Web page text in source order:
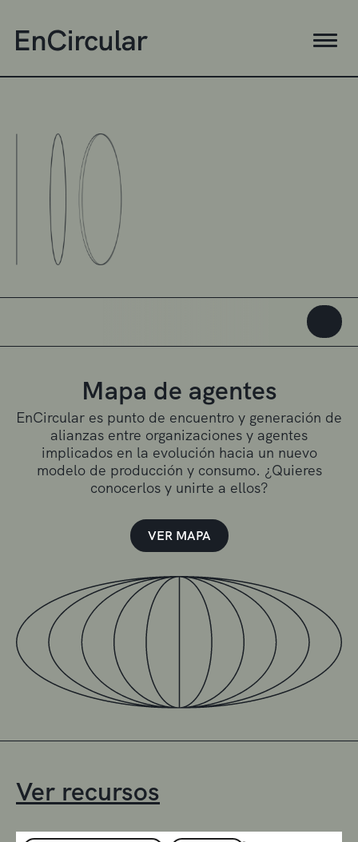
Mapa de agentes
EnCircular es punto de encuentro y generación de
alianzas entre organizaciones y agentes
implicados en la evolución hacia un nuevo
modelo de producción y consumo. ¿Quieres
conocerlos y unirte a ellos?
VER MAPA
Ver recursos